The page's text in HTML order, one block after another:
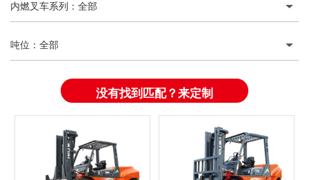
内燃叉车系列 ： 全部
吨位 ： 全部
没有找到匹配？来定制